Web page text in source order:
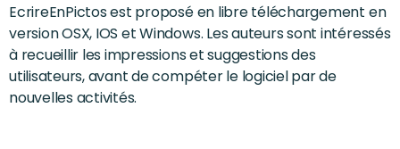
EcrireEnPictos est proposé en libre téléchargement en
version OSX, IOS et Windows. Les auteurs sont intéressés
à recueillir les impressions et suggestions des
utilisateurs, avant de compéter le logiciel par de
nouvelles activités.